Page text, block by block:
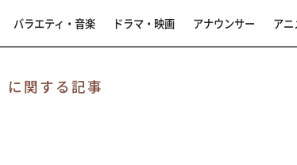
バラエティ・音楽 ドラマ・映画 アナウンサー アニ
に関する記事